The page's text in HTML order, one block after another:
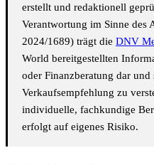
erstellt und redaktionell
Verantwortung im Sinne
2024/1689) trägt die DNV
World bereitgestellten
oder Finanzberatung dar
Verkaufsempfehlung zu
individuelle, fachkundige
erfolgt auf eigenes Risiko.